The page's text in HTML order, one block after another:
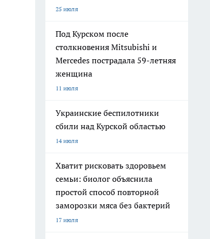
25 июля
Под Курском после
столкновения Mitsubishi и
Mercedes пострадала 59-летняя
женщина
11 июля
Украинские беспилотники
сбили над Курской областью
14 июля
Хватит рисковать здоровьем
семьи: биолог объяснила
простой способ повторной
заморозки мяса без бактерий
17 июля